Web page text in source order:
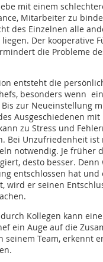
mit einem
Mitarbeiter zu
des Einzelnen alle
Der kooperative
die Probleme
entsteht die
besonders wenn
zur Neueinstellung
Ausgeschiedenen
zu Stress und
Bei Unzufriedenheit ist
notwendig. Je früher
desto besser. Denn
entschlossen hat und
wird er seinen
Kollegen kann
ein Auge auf die
seinem Team, erkennt